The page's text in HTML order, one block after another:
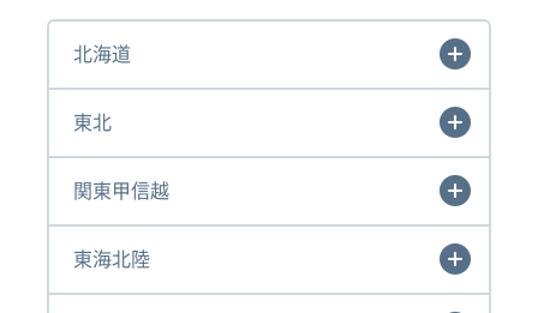
北海道
東北
関東甲信越
東海北陸